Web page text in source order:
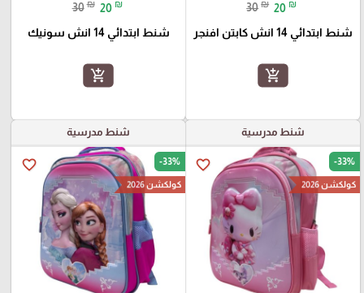
30 ₪ 20 ₪
شنط ابتدائي 14 انش كابتن افنجر
add_shopping_cart
30 ₪ 20 ₪
شنط ابتدائي 14 انش سونيك
add_shopping_cart
شنط مدرسية
favorite_border -33%
كولكشن 2026
شنط مدرسية
favorite_border -33%
كولكشن 2026